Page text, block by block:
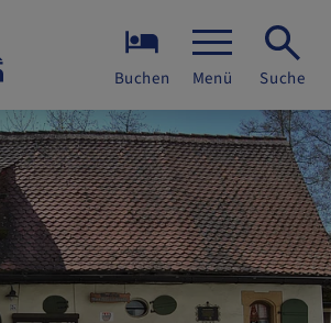
Buchen Menü Suche